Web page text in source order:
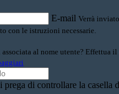
E-mail Verrà
con le istruzioni necessarie.
al nome utente? Effettua il
prega di controllare la casella